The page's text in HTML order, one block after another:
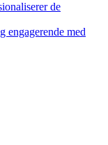
de
engagerende med